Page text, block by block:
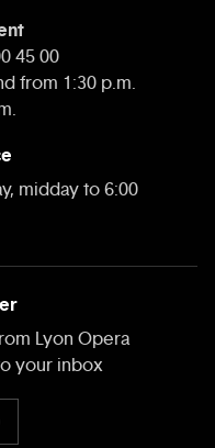
45 00
from 1:30 p.m.
midday to 6:00
Lyon Opera
your inbox